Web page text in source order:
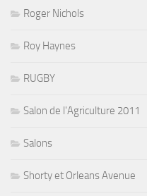
Roger Nichols
Roy Haynes
RUGBY
Salon de l'Agriculture 2011
Salons
Shorty et Orleans Avenue